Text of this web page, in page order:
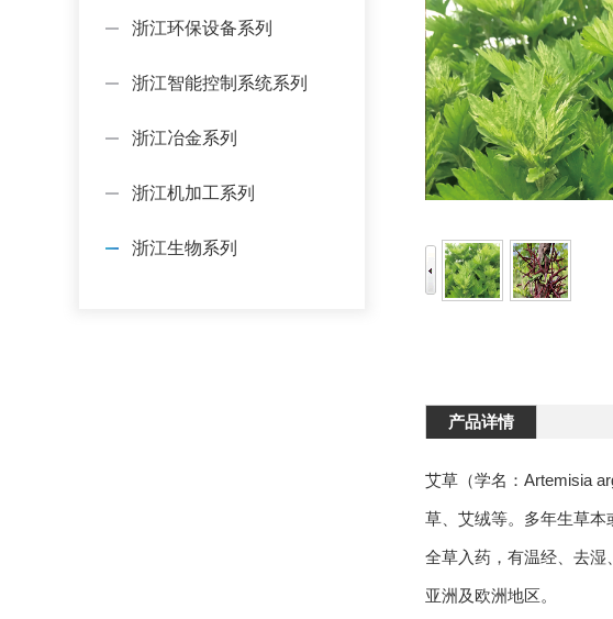
浙江环保设备系列
浙江智能控制系统系列
浙江冶金系列
浙江机加工系列
浙江生物系列
产品详情
艾草（学名：Artemisia
草、艾绒等。多年生草本
全草入药，有温经、去湿
亚洲及欧洲地区。